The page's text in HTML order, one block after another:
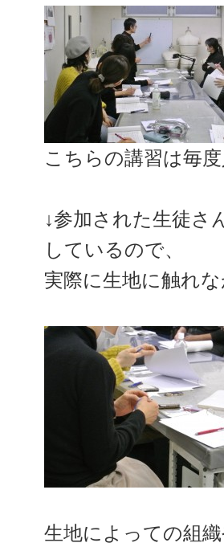
こちらの講習は毎
↓参加された生徒さ
しているので、
実際に生地に触れ
生地によっての組